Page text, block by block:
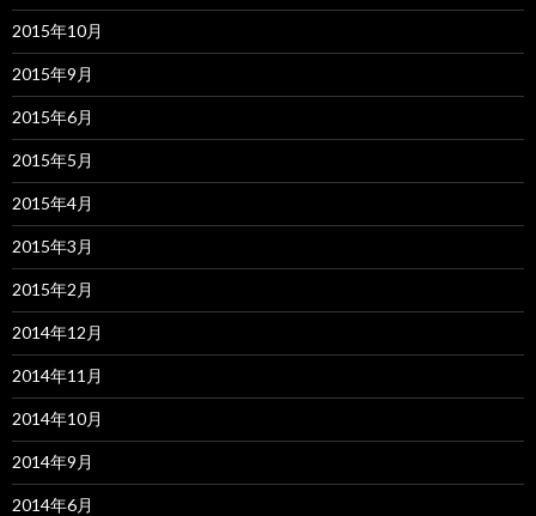
2015年10月
2015年9月
2015年6月
2015年5月
2015年4月
2015年3月
2015年2月
2014年12月
2014年11月
2014年10月
2014年9月
2014年6月